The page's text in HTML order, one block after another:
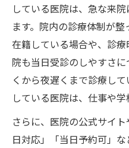
している医院は、急な来
ます。院内の診療体制が
在籍している場合や、診
院も当日受診のしやすさ
くから夜遅くまで診療し
している医院は、仕事や学
さらに、医院の公式サイ
日対応」「当日予約可」